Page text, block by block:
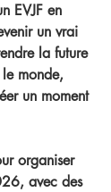
EVJF en
un vrai
la future
monde,
un moment
organiser
, avec des